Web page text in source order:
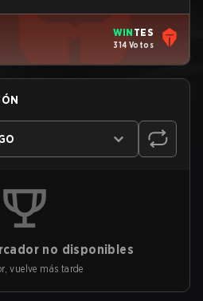
WIN TES
314 Votos
no disponibles
vuelve más tarde